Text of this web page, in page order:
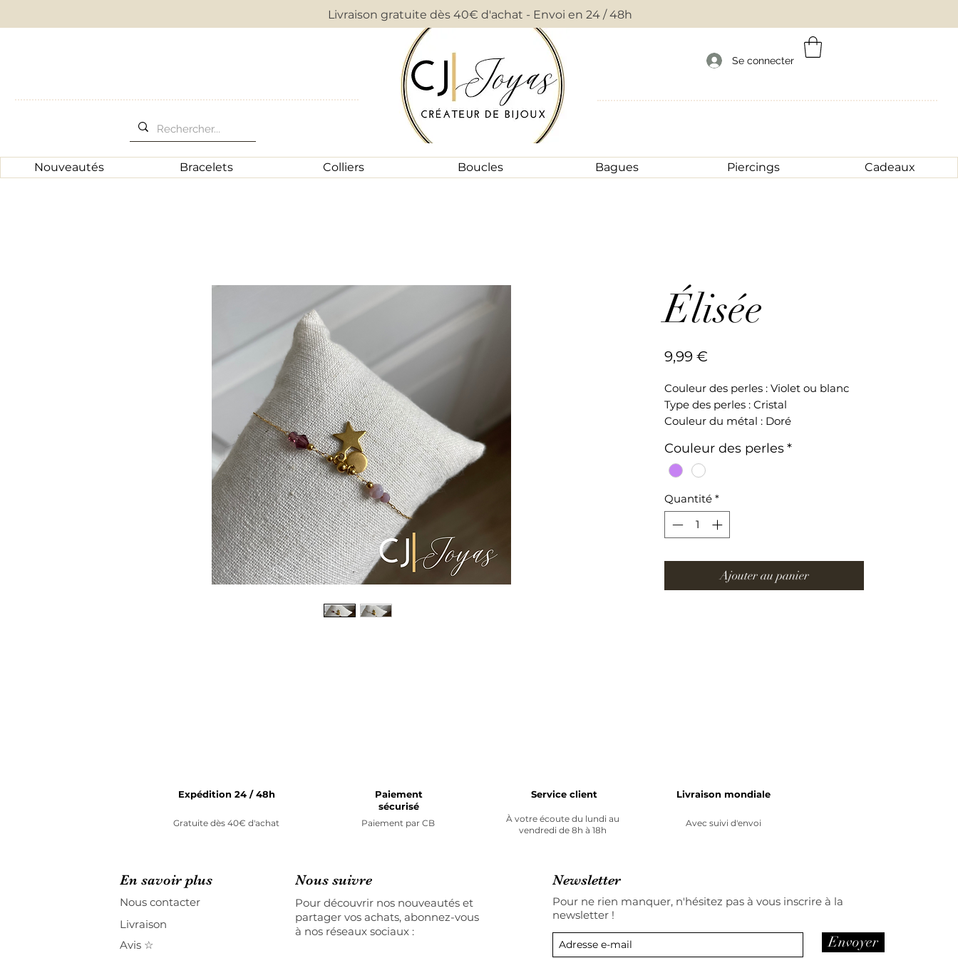
Livraison gratuite dès 40€ d'achat - Envoi en 24 / 48h
Se connecter
Nouveautés Bracelets Colliers Boucles Bagues Piercings Cadeaux
Élisée
9,99 €
Couleur des perles : Violet ou blanc
Type des perles : Cristal
Couleur du métal : Doré
(fermoir)
inoxydable
Couleur des perles*
Quantité *
Ajouter au panier
Expédition 24 / 48h
Gratuite dès 40€ d'achat
Paiement
sécurisé
Paiement par CB
Service client
À votre écoute du lundi au
vendredi de 8h à 18h
Livraison mondiale
Avec suivi d'envoi
En savoir plus
Nous contacter
Livraison
Avis ☆
Nous suivre
Pour découvrir nos nouveautés et
partager vos achats, abonnez-vous
à nos réseaux sociaux :
Newsletter
Pour ne rien manquer, n'hésitez pas à vous inscrire à la
newsletter !
Envoyer